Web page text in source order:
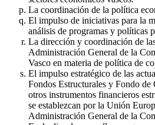
La coordinación de la política
El impulso de iniciativas para la
análisis de programas y políticas
La dirección y coordinación de
Administración General de la
Vasco en materia de política de
El impulso estratégico de las
Fondos Estructurales y Fondo de
otros instrumentos financieros
se establezcan por la Unión
Administración General de la